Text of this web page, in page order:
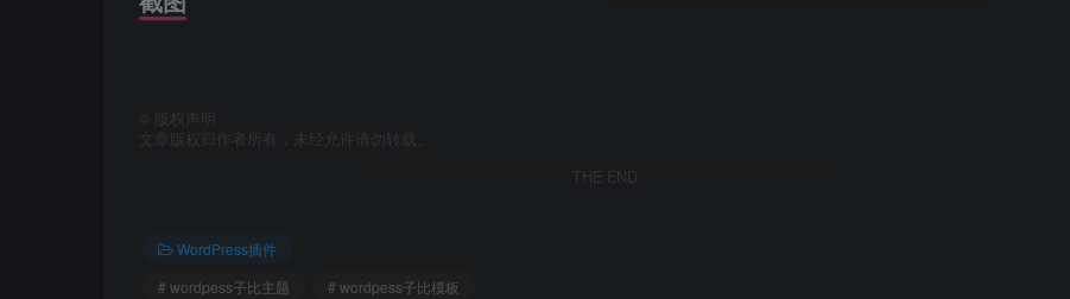
版权声明
文章版权归作者所有，未经允许请勿转载。
THE END
WordPress插件
# wordpess子比主题
# wordpess子比模板